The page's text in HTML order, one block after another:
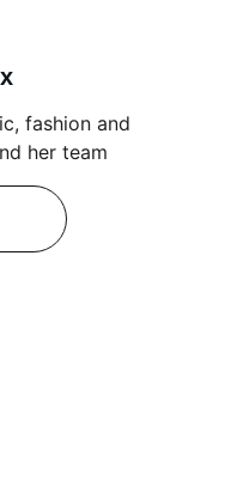
fashion and
her team